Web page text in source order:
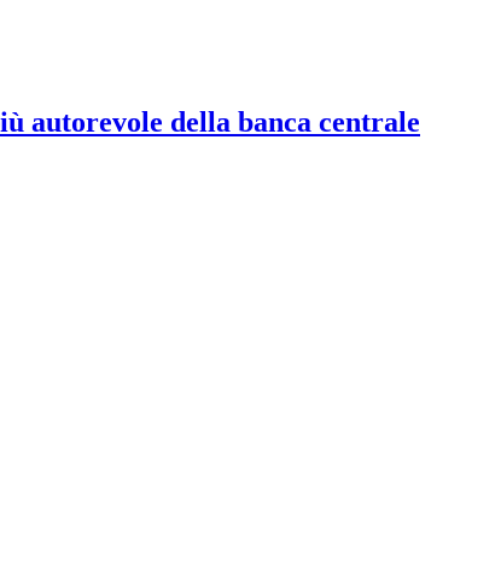
autorevole della banca centrale